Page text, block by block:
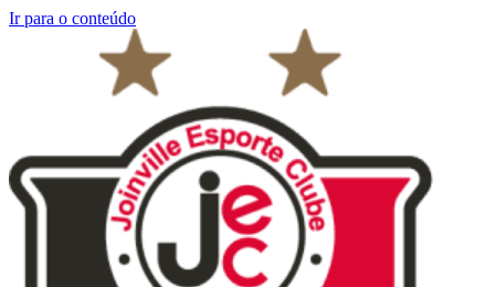
Ir para o conteúdo